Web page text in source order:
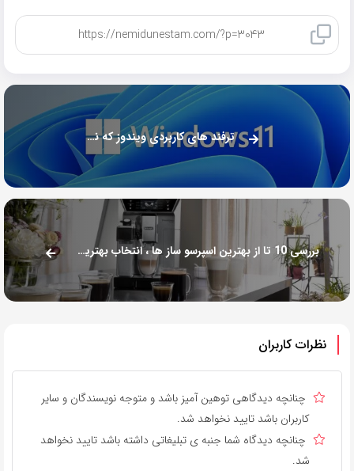
ترفند های کاربردی ویندوز که نمیدانستید!
بررسی 10 تا از بهترین اسپرسو ساز ها ، انتخاب بهترین گزینه برای شما
نظرات کاربران
چنانچه دیدگاهی توهین آمیز باشد و متوجه نویسندگان و سایر
کاربران باشد تایید نخواهد شد.
چنانچه دیدگاه شما جنبه ی تبلیغاتی داشته باشد تایید نخواهد
شد.